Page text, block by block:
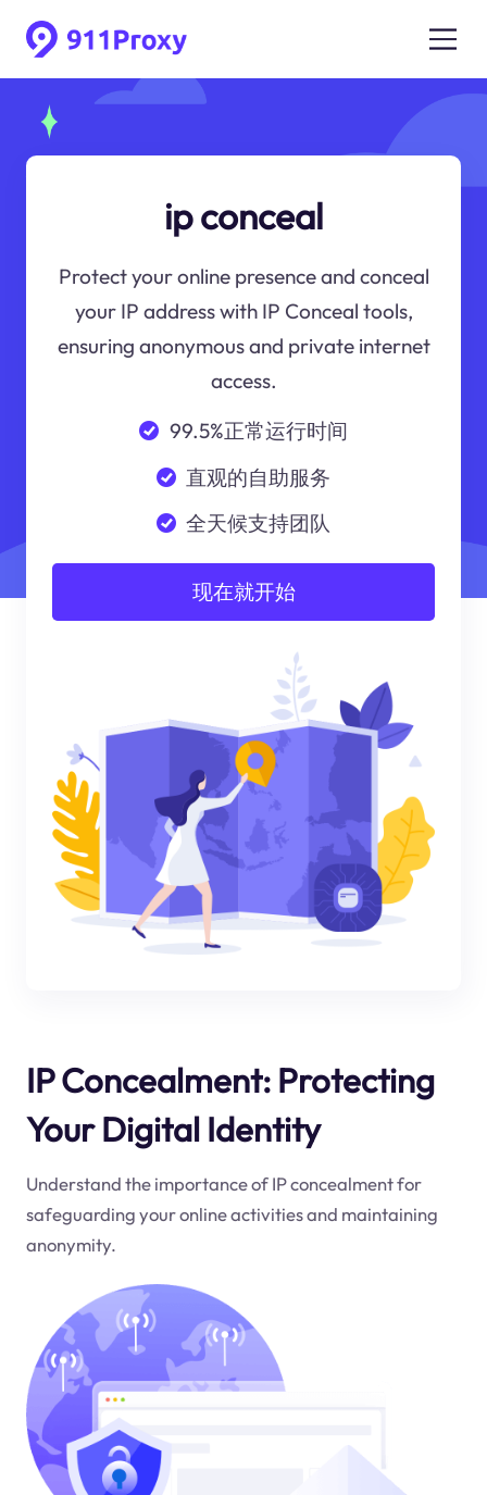
ip conceal
Protect your online presence and conceal
your IP address with IP Conceal tools,
ensuring anonymous and private internet
access.
99.5%正常运行时间
直观的自助服务
全天候支持团队
现在就开始
IP Concealment: Protecting
Your Digital Identity
Understand the importance of IP concealment for
safeguarding your online activities and maintaining
anonymity.